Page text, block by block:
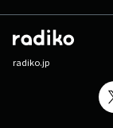
radiko.jp